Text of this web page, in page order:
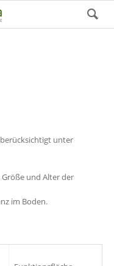
unter
und Alter der
im Boden.